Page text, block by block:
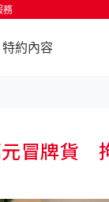
務
特約內容
冒牌貨